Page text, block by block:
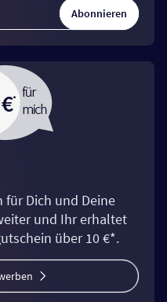
Abonnieren
Dich und Deine
und Ihr erhaltet
über 10 €*.